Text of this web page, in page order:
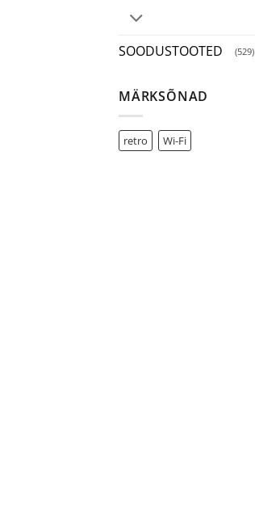
SOODUSTOOTED (529)
MÄRKSÕNAD
retro Wi-Fi